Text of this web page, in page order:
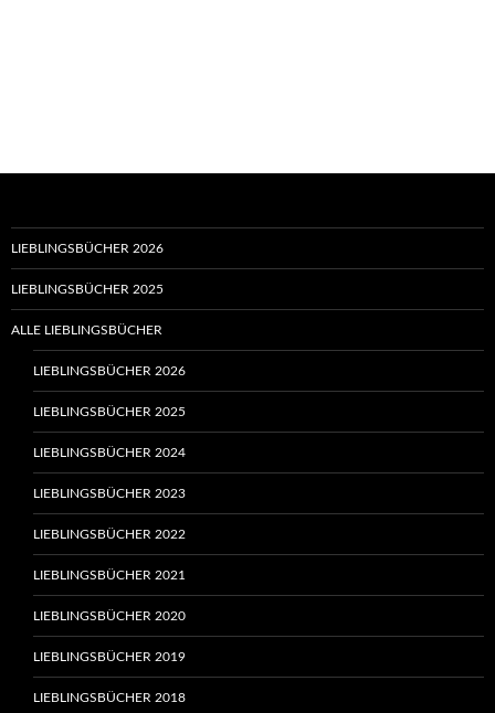
LIEBLINGSBÜCHER 2026
LIEBLINGSBÜCHER 2025
ALLE LIEBLINGSBÜCHER
LIEBLINGSBÜCHER 2026
LIEBLINGSBÜCHER 2025
LIEBLINGSBÜCHER 2024
LIEBLINGSBÜCHER 2023
LIEBLINGSBÜCHER 2022
LIEBLINGSBÜCHER 2021
LIEBLINGSBÜCHER 2020
LIEBLINGSBÜCHER 2019
LIEBLINGSBÜCHER 2018